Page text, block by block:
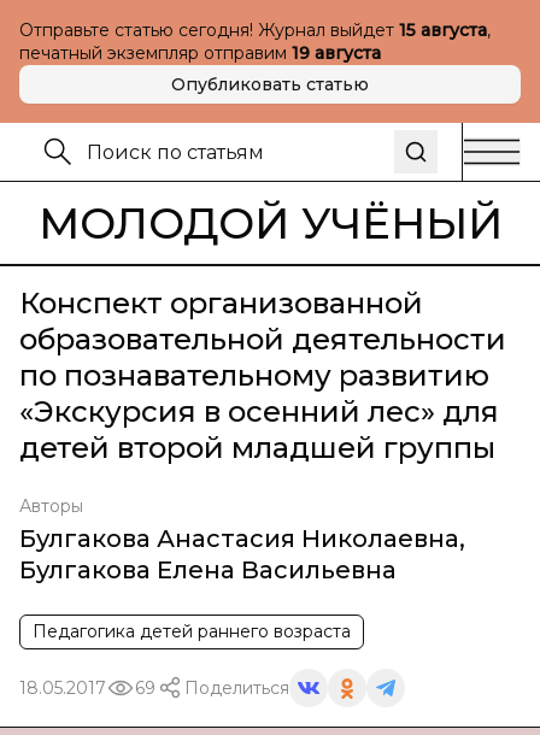
Отправьте статью сегодня! Журнал выйдет 15 августа,
печатный экземпляр отправим 19 августа
Опубликовать статью
МОЛОДОЙ УЧЁНЫЙ
Конспект организованной
образовательной деятельности
по познавательному развитию
«Экскурсия в осенний лес» для
детей второй младшей группы
Авторы
Булгакова Анастасия Николаевна,
Булгакова Елена Васильевна
Педагогика детей раннего возраста
18.05.2017 69 Поделиться